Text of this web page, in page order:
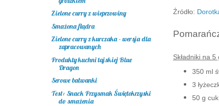
Źródło:
Składniki na
350 ml
3
50 g
Zielone curry z wieprzowiny
Smażona flądra
Zielone curry z kurczaka - wersja dla
zapracowanych
Produkty kuchni tajskiej Blue
Dragon
Serowe bałwanki
Test: Snack Przysmak Świętokrzyski
do smażenia